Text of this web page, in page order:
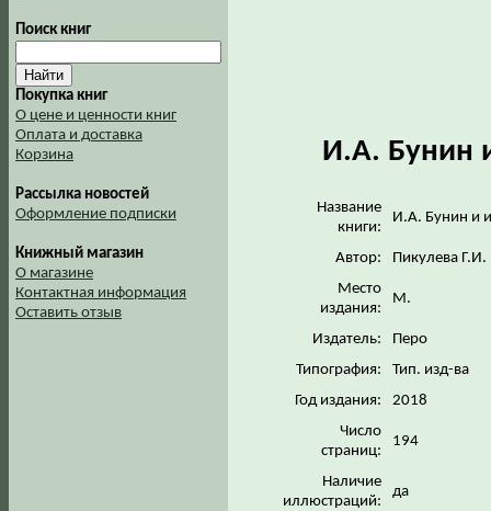
Поиск книг
Покупка книг
О цене и ценности книг
Оплата и доставка
Корзина
Рассылка новостей
Оформление подписки
Книжный магазин
О магазине
Контактная информация
Оставить отзыв
И.А. Бунин
Название
книги:
И.А. Бунин и
Автор:
Пикулева Г.И.
Место
издания:
М.
Издатель:
Перо
Типография:
Тип. изд-ва
Год издания:
2018
Число
страниц:
194
Наличие
иллюстраций:
да